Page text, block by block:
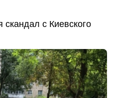
скандал с Киевского